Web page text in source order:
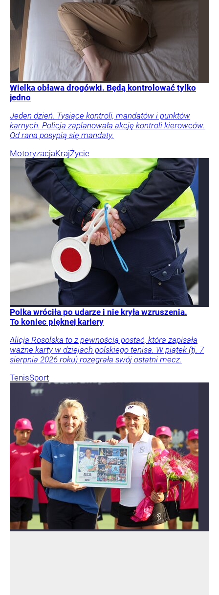
Wielka obława drogówki. Będą kontrolować tylko
jedno
Jeden dzień. Tysiące kontroli, mandatów i punktów
karnych. Policja zaplanowała akcję kontroli kierowców.
Od rana posypią się mandaty.
MotoryzacjaKrajŻycie
Polka wróciła po udarze i nie kryła wzruszenia.
To koniec pięknej kariery
Alicja Rosolska to z pewnością postać, która zapisała
ważne karty w dziejach polskiego tenisa. W piątek (tj. 7
sierpnia 2026 roku) rozegrała swój ostatni mecz.
TenisSport